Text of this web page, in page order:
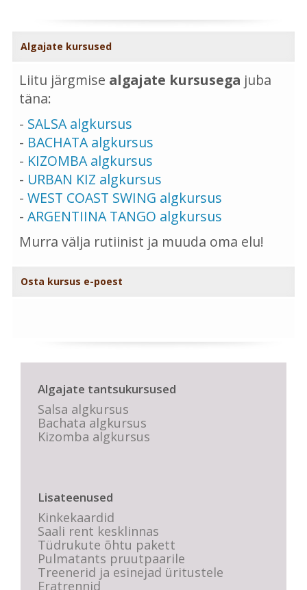
Algajate kursused
Liitu järgmise algajate kursusega juba
täna:
- SALSA algkursus
- BACHATA algkursus
- KIZOMBA algkursus
- URBAN KIZ algkursus
- WEST COAST SWING algkursus
- ARGENTIINA TANGO algkursus
Murra välja rutiinist ja muuda oma elu!
Osta kursus e-poest
Algajate tantsukursused
Salsa algkursus
Bachata algkursus
Kizomba algkursus
Lisateenused
Kinkekaardid
Saali rent kesklinnas
Tüdrukute õhtu pakett
Pulmatants pruutpaarile
Treenerid ja esinejad üritustele
Eratrennid